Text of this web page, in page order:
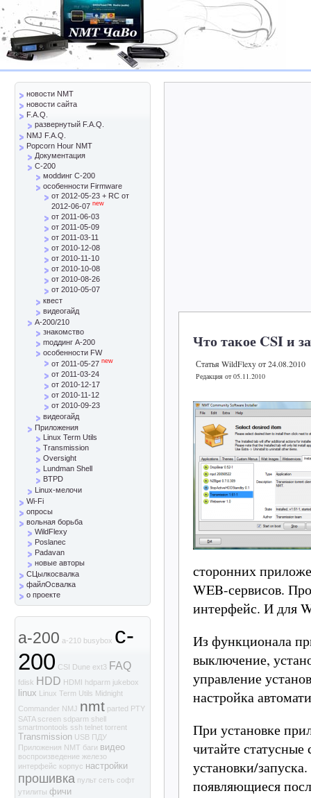
Что такое CSI и
Статья WildFlexy от 24.08.2010
Редакция от 05.11.2010
сторонних
WEB-сервисов.
интерфейс. И для
Из функционала
выключение,
управление
настройка
При установке
читайте
установки/
появляющиеся
новости NMT
новости сайта
F.A.Q.
развернутый F.A.Q.
NMJ F.A.Q.
Popcorn Hour NMT
Документация
C-200
моddинг C-200
особенности Firmware
от 2012-05-23 + RC от
2012-06-07 new
от 2011-06-03
от 2011-05-09
от 2011-03-11
от 2010-12-08
от 2010-11-10
от 2010-10-08
от 2010-08-26
от 2010-05-07
квест
видеогайд
A-200/210
знакомство
mоддинг A-200
особенности FW
от 2011-05-27 new
от 2011-03-24
от 2010-12-17
от 2010-11-12
от 2010-09-23
видеогайд
Приложения
Linux Term Utils
Transmission
Oversight
Lundman Shell
BTPD
Linux-мелочи
Wi-Fi
опросы
вольная борьба
WildFlexy
Poslanec
Padavan
новые авторы
СЦылкосвалка
файлОсвалка
о проекте
a-200 a-210 busybox c-
200 CSI Dune ext3 FAQ
fdisk HDD HDMI hdparm jukebox
linux Linux Term Utils Midnight
Commander NMJ nmt parted PTY
SATA screen sdparm shell
smartmontools ssh telnet torrent
Transmission USB ПДУ
Приложения NMT баги видео
воспроизведение железо
интерфейс корпус настройки
прошивка пульт сеть софт
утилиты фичи